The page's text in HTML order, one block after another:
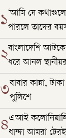
১‘আমি যে
পারলে তাদের
যাবে’
২বাংলাদেশি
ধরে আনল
৩বাবার কান্না,
পুলিশে
৪এআই
ধান্দা আমরা